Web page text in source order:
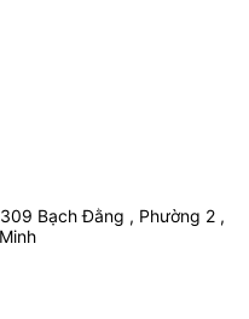
Bạch Đằng , Phường 2 ,